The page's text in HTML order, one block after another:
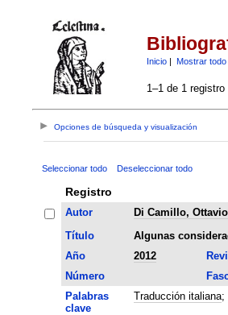
Inicio| Mostrar todo
1–1 de 1
Opciones de búsqueda y visualización
Seleccionar todo Deseleccionar todo
Registro
Autor
Di Camillo, Ottavio
Título
Algunas
Año
2012
Número
Palabras
clave
Traducción italiana;